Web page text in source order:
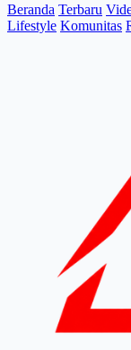
Beranda Terbaru
Lifestyle Komunitas